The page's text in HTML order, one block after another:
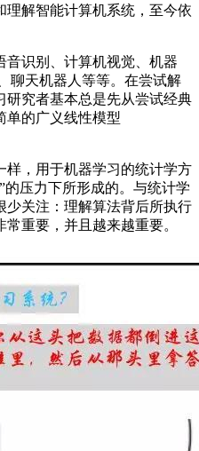
理解智能计算机系统，至今依
识别、计算机视觉、机器
聊天机器人等等。在尝试解
研究者基本总是先从尝试经典
单的广义线性模型
，用于机器学习的统计学方
压力下所形成的。与统计学
少关注：理解算法背后所执行
重要，并且越来越重要。